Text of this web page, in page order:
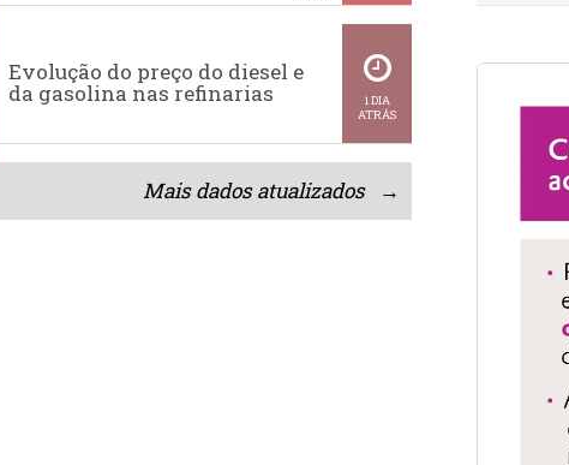
Evolução do preço do diesel e
da gasolina nas refinarias
1 DIA
ATRÁS
Mais dados atualizados →